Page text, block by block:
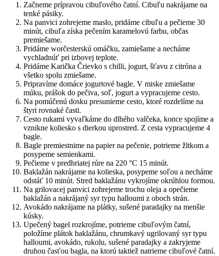
Začneme prípravou cibuľového čatní. Cibuľu nakrájame na
tenké pásiky.
Na panvici zohrejeme maslo, pridáme cibuľu a pečieme 30
minút, cibuľa získa pečením karamelovú farbu, občas
premiešame.
Pridáme worčesterskú omáčku, zamiešame a necháme
vychladnúť pri izbovej teplote.
Pridáme Karička Črievko s chilli, jogurt, šťavu z citróna a
všetko spolu zmiešame.
Pripravíme domáce jogurtové bagle. V miske zmiešame
múku, prášok do pečiva, soľ, jogurt a vypracujeme cesto.
Na pomúčenú dosku presunieme cesto, ktoré rozdelíme na
štyri rovnaké časti.
Cesto rukami vyvaľkáme do dlhého valčeka, konce spojíme a
vznikne koliesko s dierkou uprostred. Z cesta vypracujeme 4
bagle.
Bagle premiestnime na papier na pečenie, potrieme žltkom a
posypeme semienkami.
Pečieme v predhriatej rúre na 220 °C 15 minút.
Baklažán nakrájame na kolieska, posypeme soľou a necháme
odstáť 10 minút. Stred baklažánu vykrojíme okrúhlou formou.
Na grilovacej panvici zohrejeme trochu oleja a opečieme
baklažán a nakrájaný syr typu halloumi z oboch strán.
Avokádo nakrájame na plátky, sušené paradajky na menšie
kúsky.
Upečený bagel rozkrojíme, potrieme cibuľovým čatní,
položíme plátok baklažánu, chrumkavý ugrilovaný syr typu
halloumi, avokádo, rukolu, sušené paradajky a zakryjeme
druhou časťou bagla, na ktorú taktiež natrieme cibuľové čatní.